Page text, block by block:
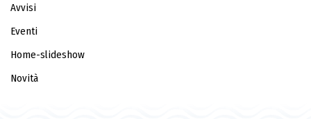
Avvisi
Eventi
Home-slideshow
Novità